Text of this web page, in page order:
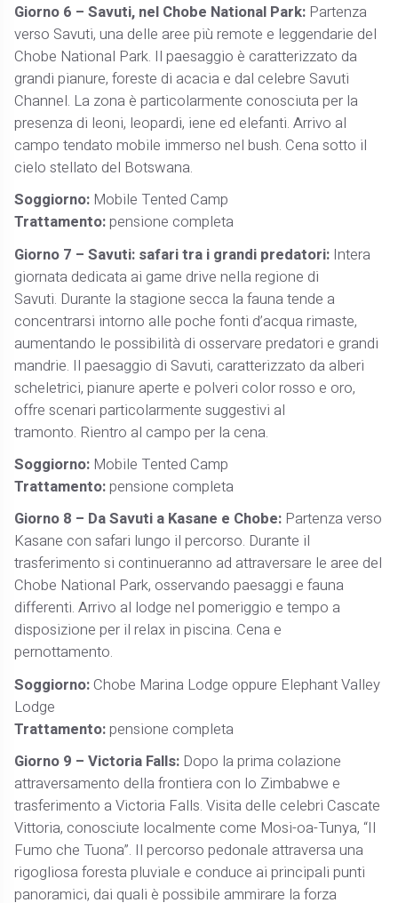
Giorno 6 – Savuti, nel Chobe National Park: Partenza
verso Savuti, una delle aree più remote e leggendarie del
Chobe National Park. Il paesaggio è caratterizzato da
grandi pianure, foreste di acacia e dal celebre Savuti
Channel. La zona è particolarmente conosciuta per la
presenza di leoni, leopardi, iene ed elefanti. Arrivo al
campo tendato mobile immerso nel bush. Cena sotto il
cielo stellato del Botswana.
Soggiorno: Mobile Tented Camp
Trattamento:pensione completa
Giorno 7 – Savuti: safari tra i grandi predatori: Intera
giornata dedicata ai game drive nella regione di
Savuti. Durante la stagione secca la fauna tende a
concentrarsi intorno alle poche fonti d’acqua rimaste,
aumentando le possibilità di osservare predatori e grandi
mandrie. Il paesaggio di Savuti, caratterizzato da alberi
scheletrici, pianure aperte e polveri color rosso e oro,
offre scenari particolarmente suggestivi al
tramonto. Rientro al campo per la cena.
Soggiorno: Mobile Tented Camp
Trattamento:pensione completa
Giorno 8 – Da Savuti a Kasane e Chobe: Partenza verso
Kasane con safari lungo il percorso. Durante il
trasferimento si continueranno ad attraversare le aree del
Chobe National Park, osservando paesaggi e fauna
differenti. Arrivo al lodge nel pomeriggio e tempo a
disposizione per il relax in piscina. Cena e
pernottamento.
Soggiorno:Chobe Marina Lodge oppure Elephant Valley
Lodge
Trattamento:pensione completa
Giorno 9 – Victoria Falls: Dopo la prima colazione
attraversamento della frontiera con lo Zimbabwe e
trasferimento a Victoria Falls. Visita delle celebri Cascate
Vittoria, conosciute localmente come Mosi-oa-Tunya, “Il
Fumo che Tuona”. Il percorso pedonale attraversa una
rigogliosa foresta pluviale e conduce ai principali punti
panoramici, dai quali è possibile ammirare la forza